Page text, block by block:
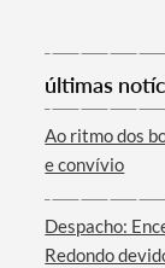
últimas
Ao ritmo dos
e convívio
Despacho:
Redondo